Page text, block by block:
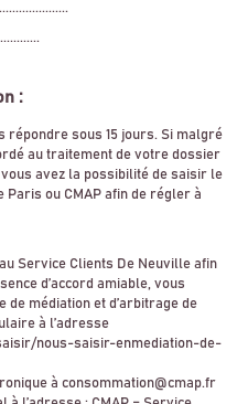
:
répondre sous 15 jours. Si malgré
au traitement de votre dossier
avez la possibilité de saisir le
Paris ou CMAP afin de régler à
Service Clients De Neuville afin
d’accord amiable, vous
médiation et d’arbitrage de
à l’adresse
nous-saisir-enmediation-de-
à consommation@cmap.fr